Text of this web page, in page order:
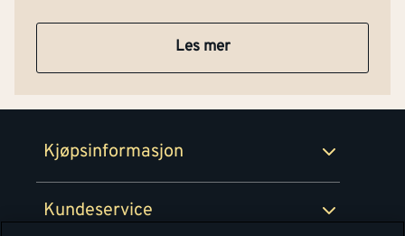
Les mer
Kjøpsinformasjon
Retur- og angrerettsskjema
Kundeservice
Medlemsavtaler
Prismatch
100% fornøydgaranti
Personvern